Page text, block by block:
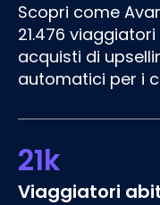
Scopri come
21.476
acquisti di
automatici per i
21k
Viaggiatori